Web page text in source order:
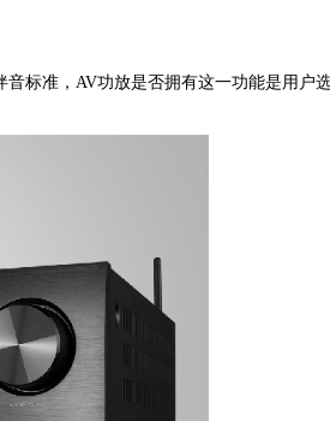
标准，AV功放是否拥有这一功能是用户